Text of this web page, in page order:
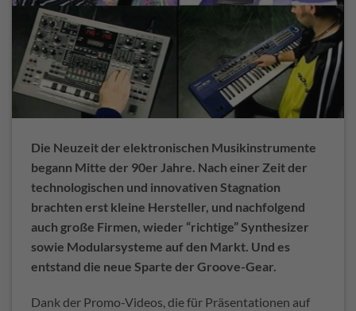
Die Neuzeit der elektronischen Musikinstrumente
begann Mitte der 90er Jahre. Nach einer Zeit der
technologischen und innovativen Stagnation
brachten erst kleine Hersteller, und nachfolgend
auch große Firmen, wieder “richtige” Synthesizer
sowie Modularsysteme auf den Markt. Und es
entstand die neue Sparte der Groove-Gear.
Dank der Promo-Videos, die für Präsentationen auf